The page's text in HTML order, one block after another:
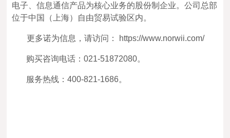
电子、信息通信产品为核心业务的股份制企业。公司总部
位于中国（上海）自由贸易试验区内。
更多诺为信息，请访问： https://www.norwii.com/
购买咨询电话：021-51872080。
服务热线：400-821-1686。